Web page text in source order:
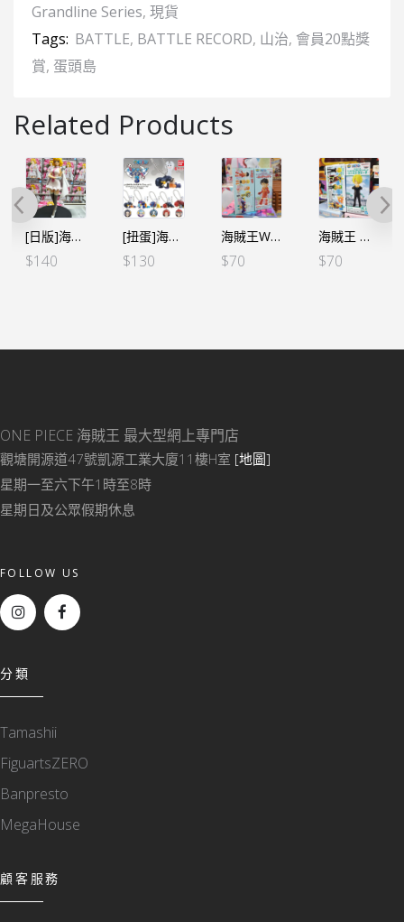
Grandline Series, 現貨
Tags: BATTLE, BATTLE RECORD, 山治, 會員20點獎
賞, 蛋頭島
Related Products
[日版]海賊王 DXF～THE GRANDLINE SERIES～蛋頭島 史翠西（日）
$140
[扭蛋]海賊王 消極鬼魂吊飾 VOL.3 全5個SET（行）
$130
海賊王WCF -蛋頭島篇 VOL.1-路飛 (行版)
$70
海賊王 WCF -司法島- VOL.2 山治
$70
ONE PIECE 海賊王 最大型網上專門店
觀塘開源道47號凱源工業大廈11樓H室 [地圖]
星期一至六下午1時至8時
星期日及公眾假期休息
FOLLOW US
分類
Tamashii
FiguartsZERO
Banpresto
MegaHouse
顧客服務